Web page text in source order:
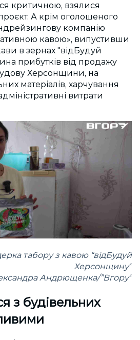
критичною, взялися
А крім оголошеного
компанію
кавою», випустивши
в зернах "відБудуй
прибутків від продажу
Херсонщини, на
матеріалів, харчування
витрати
табору з кавою “відБудуй
Херсонщину”
Андрющенка/”Вгору”
з будівельних